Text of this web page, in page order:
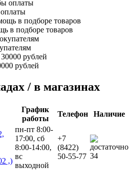
в подборе товаров
рублей
/ в магазинах
График
работы
Телефон Наличие
,)
пн-пт 8:00-
17:00, сб
8:00-14:00,
вс
выходной
+7
(8422)
50-55-77 34